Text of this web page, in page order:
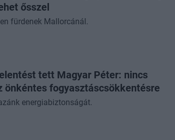
ősszel
fürdenek Mallorcánál.
tett Magyar Péter: nincs
önkéntes fogyasztáscsökkentésre
energiabiztonságát.